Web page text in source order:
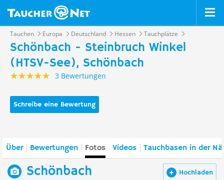
Tauchen Europa Deutschland Hessen Tauchplätze
Schönbach - Steinbruch Winkel
(HTSV-See), Schönbach
3 Bewertungen
Schreibe eine Bewertung
Über Bewertungen Fotos Videos Tauchbasen in der
Hochladen
Schönbach